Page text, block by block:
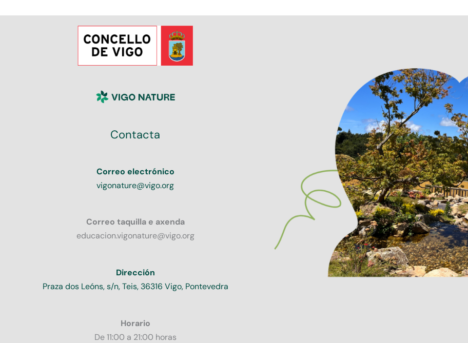
Contacta
Correo electrónico
vigonature@vigo.org
Correo taquilla e axenda
educacion.vigonature@vigo.org
Dirección
Praza dos Leóns, s/n, Teis, 36316 Vigo, Pontevedra
Horario
De 11:00 a 21:00 horas